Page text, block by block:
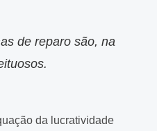
de reparo são, na
da lucratividade